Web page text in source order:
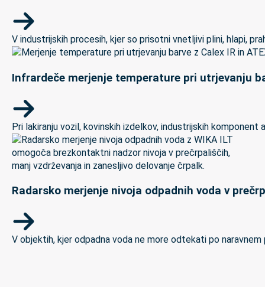
V industrijskih procesih, kjer so prisotni vnetljivi plini, hlapi,
Infrardeče merjenje temperature pri utrjevanju
Pri lakiranju vozil, kovinskih izdelkov, industrijskih
Radarsko merjenje nivoja odpadnih voda v
V objektih, kjer odpadna voda ne more odtekati po